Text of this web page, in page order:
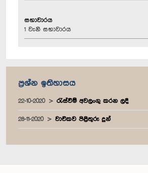
සභාවාරය
1 වැනි සභාවාරය
ප්‍රශ්න ඉතිහාසය
22-10-2020 රැස්වීම් අවලංගු කරන ලදී
28-11-2020 වාචිකව පිළිතුරු දුන්